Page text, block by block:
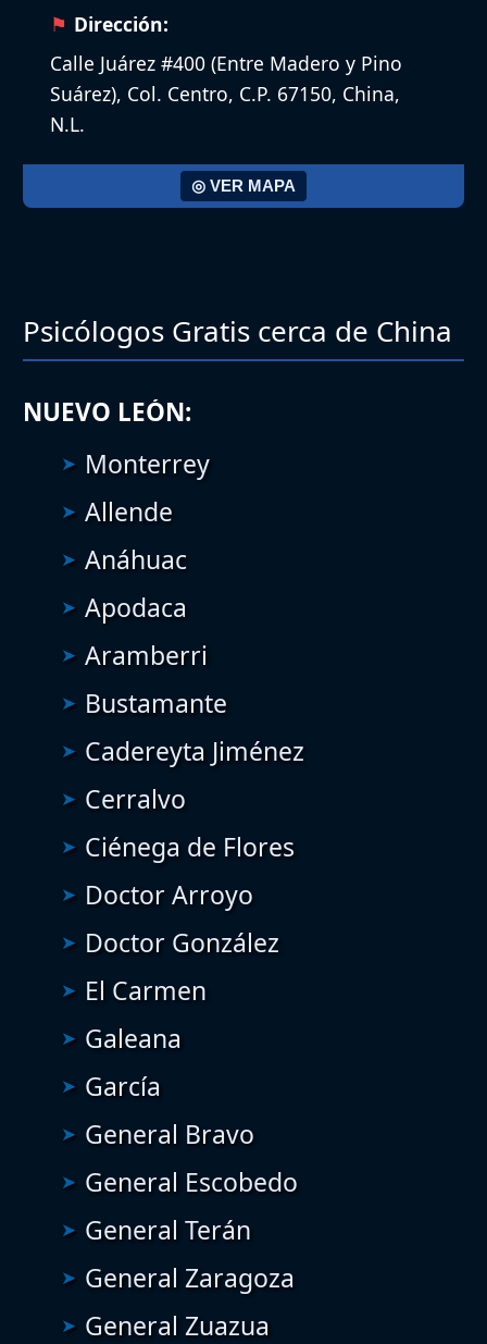
Dirección:
Calle Juárez #400 (Entre Madero y Pino
Suárez), Col. Centro, C.P. 67150, China,
N.L.
◎ VER MAPA
Psicólogos Gratis cerca de China
NUEVO LEÓN:
Monterrey
Allende
Anáhuac
Apodaca
Aramberri
Bustamante
Cadereyta Jiménez
Cerralvo
Ciénega de Flores
Doctor Arroyo
Doctor González
El Carmen
Galeana
García
General Bravo
General Escobedo
General Terán
General Zaragoza
General Zuazua